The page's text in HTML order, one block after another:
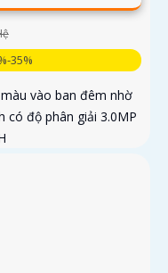
35%
vào ban đêm nhờ
có độ phân giải 3.0MP